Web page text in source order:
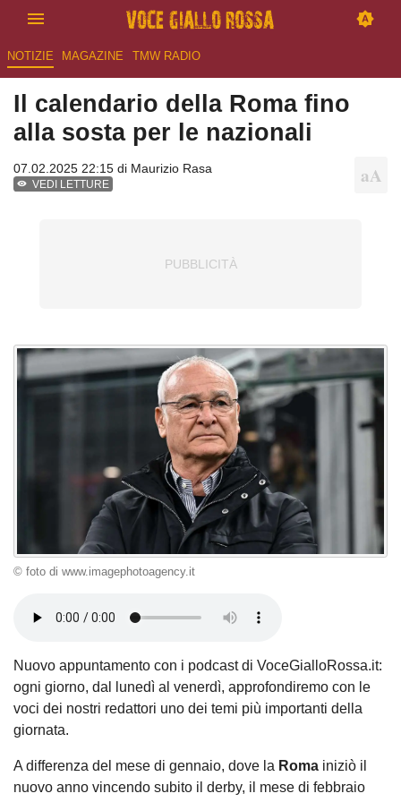
NOTIZIE MAGAZINE TMW RADIO
Il calendario della Roma fino
alla sosta per le nazionali
07.02.2025 22:15 di Maurizio Rasa
VEDI LETTURE
© foto di www.imagephotoagency.it
Nuovo appuntamento con i podcast di VoceGialloRossa.it:
ogni giorno, dal lunedì al venerdì, approfondiremo con le
voci dei nostri redattori uno dei temi più importanti della
giornata.
A differenza del mese di gennaio, dove la Roma iniziò il
nuovo anno vincendo subito il derby, il mese di febbraio